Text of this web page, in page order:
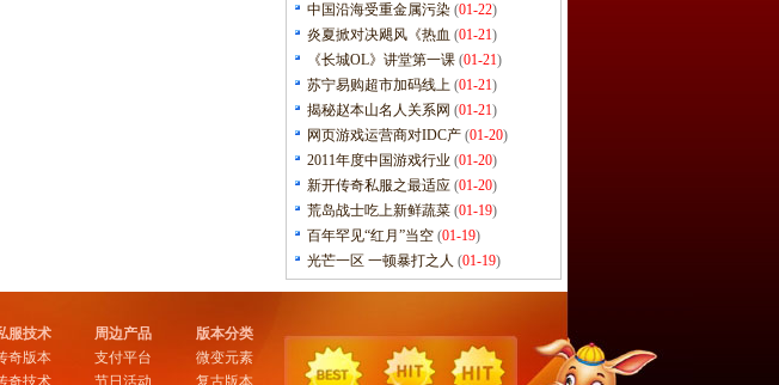
中国沿海受重金属污染 (01-22)
炎夏掀对决飓风《热血 (01-21)
《长城OL》讲堂第一课 (01-21)
苏宁易购超市加码线上 (01-21)
揭秘赵本山名人关系网 (01-21)
网页游戏运营商对IDC产 (01-20)
2011年度中国游戏行业 (01-20)
新开传奇私服之最适应 (01-20)
荒岛战士吃上新鲜蔬菜 (01-19)
百年罕见“红月”当空 (01-19)
光芒一区 一顿暴打之人 (01-19)
服技术
奇版本
奇技术
周边产品
支付平台
节日活动
版本分类
微变元素
复古版本